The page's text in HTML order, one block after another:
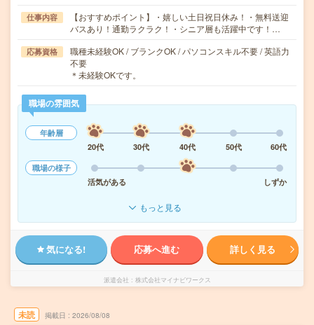
仕事内容
【おすすめポイント】・嬉しい土日祝日休み！・無料送迎
バスあり！通勤ラクラク！・シニア層も活躍中です！…
応募資格
職種未経験OK / ブランクOK / パソコンスキル不要 / 英語力
不要
＊未経験OKです。
職場の雰囲気
年齢層
20代
30代 40代 50代
60代
職場の様子
活気がある
しずか
もっと見る
気になる! 応募へ進む 詳しく見る
派遣会社 株式会社マイナビワークス
未読 掲載日 2026/08/08